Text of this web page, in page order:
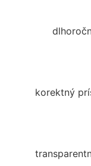
korektný